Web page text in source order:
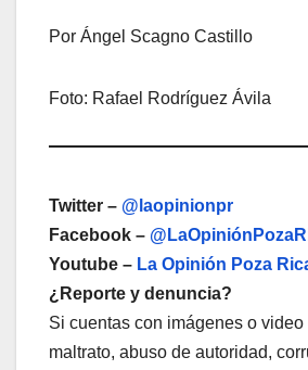
Por Ángel Scagno Castillo
Foto: Rafael Rodríguez Ávila
Twitter – @laopinionpr
Facebook –
Youtube – La Opinión Poza
¿Reporte y denuncia?
Si cuentas con imágenes o
maltrato, abuso de autoridad,